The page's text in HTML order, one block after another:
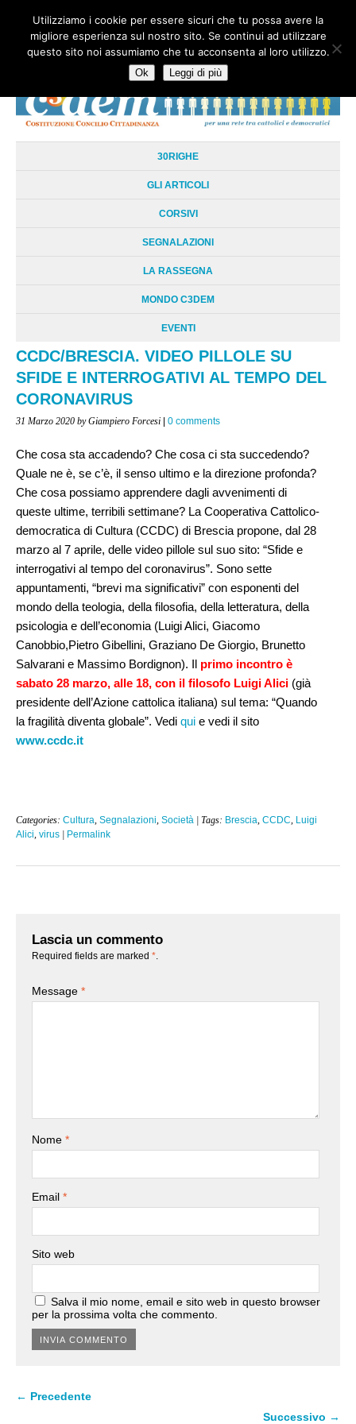
HOME CHI SIAMO LA RETE LE RADICI DOCUMENTAZIONE
AREE TEMATICHE
30RIGHE
GLI ARTICOLI
CORSIVI
SEGNALAZIONI
LA RASSEGNA
MONDO C3DEM
EVENTI
CCDC/BRESCIA. VIDEO PILLOLE SU
SFIDE E INTERROGATIVI AL TEMPO DEL
CORONAVIRUS
31 Marzo 2020 by Giampiero Forcesi | 0 comments
Che cosa sta accadendo? Che cosa ci sta succedendo?
Quale ne è, se c’è, il senso ultimo e la direzione profonda?
Che cosa possiamo apprendere dagli avvenimenti di
queste ultime, terribili settimane? La Cooperativa Cattolico-
democratica di Cultura (CCDC) di Brescia propone, dal 28
marzo al 7 aprile, delle video pillole sul suo sito: “Sfide e
interrogativi al tempo del coronavirus”. Sono sette
appuntamenti, “brevi ma significativi” con esponenti del
mondo della teologia, della filosofia, della letteratura, della
psicologia e dell’economia (Luigi Alici, Giacomo
Canobbio,Pietro Gibellini, Graziano De Giorgio, Brunetto
Salvarani e Massimo Bordignon). Il primo incontro è
sabato 28 marzo, alle 18, con il filosofo Luigi Alici (già
presidente dell’Azione cattolica italiana) sul tema: “Quando
la fragilità diventa globale”. Vedi qui e vedi il sito
www.ccdc.it
Categories: Cultura Segnalazioni Società | Tags: Brescia CCDC Luigi
Alici virus | Permalink
Lascia un commento
Required fields are marked *
Message *
Nome *
Email *
Sito web
Salva il mio nome, email e sito web in questo browser
per la prossima volta che commento.
← Precedente
Successivo →
Utilizziamo i cookie per essere sicuri che tu possa avere la
migliore esperienza sul nostro sito. Se continui ad utilizzare
questo sito noi assumiamo che tu acconsenta al loro utilizzo.
Ok Leggi di più